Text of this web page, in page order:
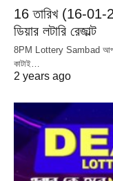
16 তারিখ (16-01-
ডিয়ার লটারি রেজাল্ট
8PM Lottery Sambad আপনার
কাটাই…
2 years ago